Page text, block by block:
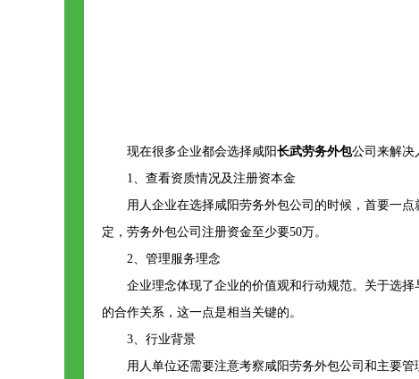
现在很多企业都会选择咸阳长武劳务外包公司来解决
1、查看资质情况及注册资本金
用人企业在选择咸阳劳务外包公司的时候，首要一
定，劳务外包公司注册资金至少要50万。
2、管理服务理念
企业理念体现了企业的价值观和行动规范。关于选
的合作关系，这一点是相当关键的。
3、行业背景
用人单位还需要注意考察咸阳劳务外包公司和主要